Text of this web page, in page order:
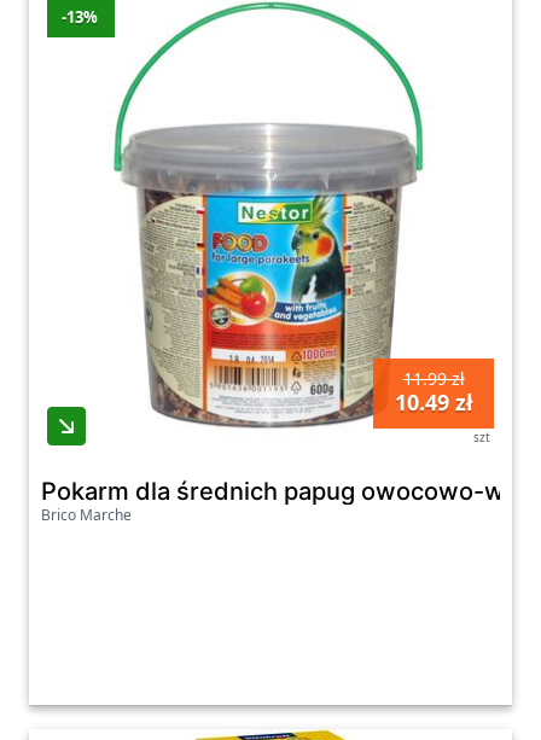
-13%
11.99 zł
10.49 zł
szt
Pokarm dla średnich papug owocowo-
Brico Marche